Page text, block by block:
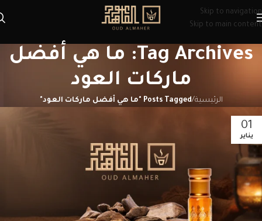
Skip to navigation
Skip to main content
Tag Archives: ما هي أفضل
ماركات العود
الرئيسية/Posts Tagged "ما هي أفضل ماركات العود"
01
يناير